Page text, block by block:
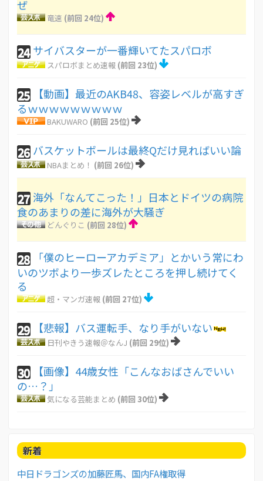
ぜ
竜速 (前回 24位)
24 サイバスターが一番輝いてたスパロボ
スパロボまとめ速報 (前回 23位)
25
【動画】最近のAKB48、容姿レベルが高すぎ
るｗｗｗｗｗｗｗｗｗ
BAKUWARO (前回 25位)
26 バスケットボールは最終Qだけ見ればいい論
NBAまとめ！ (前回 26位)
27 海外「なんてこった！」日本とドイツの病院
食のあまりの差に海外が大騒ぎ
どんぐりこ (前回 28位)
28
「僕のヒーローアカデミア」とかいう常にわ
いのツボより一歩ズレたところを押し続けてく
る
超・マンガ速報 (前回 27位)
29 【悲報】バス運転手、なり手がいない
日刊やきう速報＠なんJ (前回 29位)
30
【画像】44歳女性「こんなおばさんでいい
の…？」
気になる芸能まとめ (前回 30位)
新着
中日ドラゴンズの加藤匠馬、国内FA権取得